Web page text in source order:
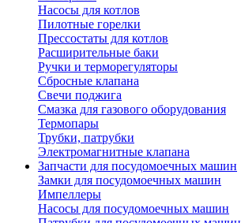
Насосы для котлов
Пилотные горелки
Прессостаты для котлов
Расширительные баки
Ручки и терморегуляторы
Сбросные клапана
Свечи поджига
Смазка для газового оборудования
Термопары
Трубки, патрубки
Электромагнитные клапана
Запчасти для посудомоечных машин
Замки для посудомоечных машин
Импеллеры
Насосы для посудомоечных машин